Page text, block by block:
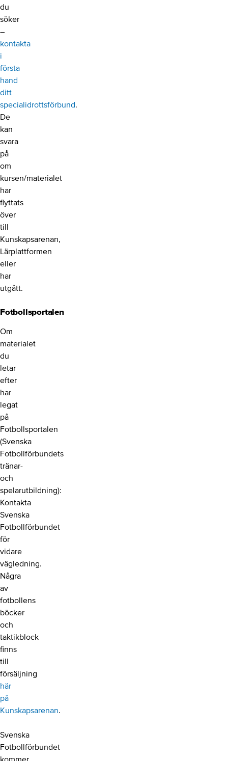
du
söker
–
kontakta
i
första
hand
ditt
specialidrottsförbund.
De
kan
svara
på
om
kursen/materialet
har
flyttats
över
till
Kunskapsarenan,
Lärplattformen
eller
har
utgått.
Fotbollsportalen
Om
materialet
du
letar
efter
har
legat
på
Fotbollsportalen
(Svenska
Fotbollförbundets
tränar-
och
spelarutbildning):
Kontakta
Svenska
Fotbollförbundet
för
vidare
vägledning.
Några
av
fotbollens
böcker
och
taktikblock
finns
till
försäljning
här
på
Kunskapsarenan.
Svenska
Fotbollförbundet